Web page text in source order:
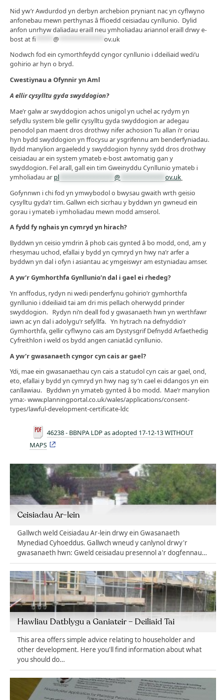
Nid yw’r Awdurdod yn derbyn archebion pryniant nac yn cyflwyno
anfonebau mewn perthynas â ffioedd ceisiadau cynllunio. Dylid
anfon unrhyw daliadau eraill neu ymholiadau ariannol eraill drwy e-
bost atfi @
ov.uk
Nodwch fod ein cymorthfeydd cyngor cynllunio i ddeiliaid wedi’u
gohirio ar hyn o bryd.
Cwestiynau a Ofynnir yn Aml
A ellir cysylltu gyda swyddogion?
Mae’r galw ar swyddogion achos unigol yn uchel ac rydym yn
sefydlu system ble gellir cysylltu gyda swyddogion ar adegau
penodol pan maent dros drothwy nifer achosion Tu allan i’r oriau
hyn bydd swyddogion yn ffocysu ar ysgrifennu am benderfyniadau.
Bydd manylion argaeledd y swyddogion hynny sydd dros drothwy
ceisiadau ar ein system ymateb e-bost awtomatig gan y
swyddogion. Fel arall, gall ein tim Gweinyddu Cynllunio ymateb i
ymholiadau ar pl @
ov.uk
Gofynnwn i chi fod yn ymwybodol o bwysau gwaith wrth geisio
cysylltu gyda’r tim. Gallwn eich sicrhau y byddwn yn gwneud ein
gorau i ymateb i ymholiadau mewn modd amserol.
A fydd fy nghais yn cymryd yn hirach?
Byddwn yn ceisio ymdrin â phob cais gynted â bo modd, ond, am y
rhesymau uchod, efallai y bydd yn cymryd yn hwy na’r arfer a
byddwn yn dal i ofyn i asiantau ac ymgeiswyr am estyniadau amser.
A yw’r Gymhorthfa Gynllunio’n dal i gael ei rhedeg?
Yn anffodus, rydyn ni wedi penderfynu gohirio’r gymhorthfa
gynllunio i ddeiliaid tai am dri mis pellach oherwydd prinder
swyddogion. Rydyn ni’n deall fod y gwasanaeth hwn yn werthfawr
iawn ac yn dal i adolygu’r sefyllfa. Yn hytrach na defnyddio’r
Gymhorthfa, gellir cyflwyno cais am Dystysgrif Defnydd Arfaethedig
Cyfreithlon i weld os bydd angen caniatâd cynllunio.
A yw’r gwasanaeth cyngor cyn cais ar gael?
Ydi, mae ein gwasanaethau cyn cais a statudol cyn cais ar gael, ond,
eto, efallai y bydd yn cymryd yn hwy nag sy’n cael ei ddangos yn ein
canllawiau. Byddwn yn ymateb gynted â bo modd. Mae’r manylion
yma:- www.planningportal.co.uk/wales/applications/consent-
types/lawful-development-certificate-ldc
46238 - BBNPA LDP as adopted 17-12-13 WITHOUT
MAPS
Ceisiadau Ar-lein
Gallwch weld Ceisiadau Ar-lein drwy ein Gwasanaeth
Mynediad Cyhoeddus. Gallwch wneud y canlynol drwy'r
gwasanaeth hwn: Gweld ceisiadau presennol a'r dogfennau…
Hawliau Datblygu a Ganiateir – Deiliaid Tai
This area offers simple advice relating to householder and
other development. Here you'll find information about what
you should do…